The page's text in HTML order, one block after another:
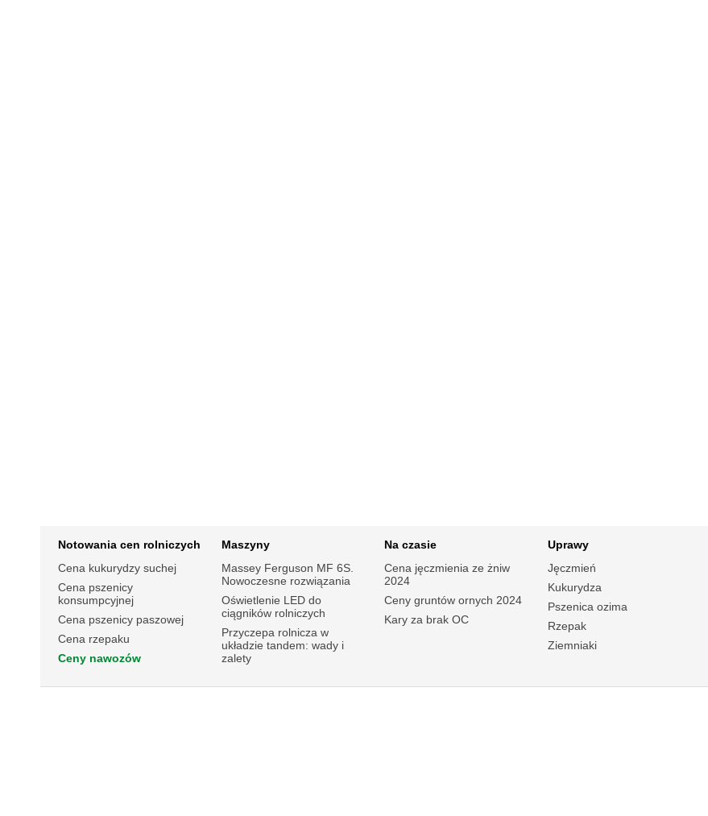
Notowania cen rolniczych
Cena kukurydzy suchej
Cena pszenicy
konsumpcyjnej
Cena pszenicy paszowej
Cena rzepaku
Ceny nawozów
Maszyny
Massey Ferguson MF 6S.
Nowoczesne rozwiązania
Oświetlenie LED do
ciągników rolniczych
Przyczepa rolnicza w
układzie tandem: wady i
zalety
Na czasie
Cena jęczmienia ze żniw
2024
Ceny gruntów ornych 2024
Kary za brak OC
Uprawy
Jęczmień
Kukurydza
Pszenica ozima
Rzepak
Ziemniaki